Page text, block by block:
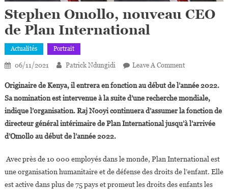
Stephen Omollo, nouveau CEO
de Plan International
Actualités Portrait
06/11/2021 Patrick Ndungidi Leave A CommentOn
Omollo,
Nouveau
CEO
De
Originaire de Kenya, il entrera en fonction au début de l’année 2022.
Sa nomination est intervenue à la suite d’une recherche mondiale,
indique l’organisation. Raj Nooyi continuera d’assumer la fonction de
directeur général intérimaire de Plan International jusqu’à l’arrivée
d’Omollo au début de l’année 2022.
Avec près de 10 000 employés dans le monde, Plan International est
une organisation humanitaire et de défense des droits de l’enfant. Elle
est active dans plus de 75 pays et promeut les droits des enfants les